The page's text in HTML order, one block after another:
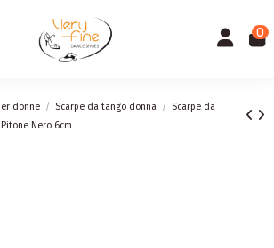
0
donne Scarpe da tango donna
Scarpe da
Nero 6cm